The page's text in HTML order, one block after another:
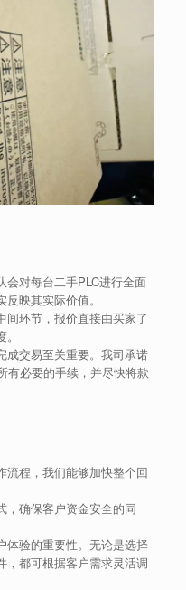
会对每台二手PLC进行全面
映其实际价值。
间环节，报价直接由买家了
成交易至关重要。我司承诺
有必要的手续，并尽快将款
流程，我们能够加快整个回
，确保客户资金安全的同
体验的重要性。无论是选择
，都可根据客户需求灵活调